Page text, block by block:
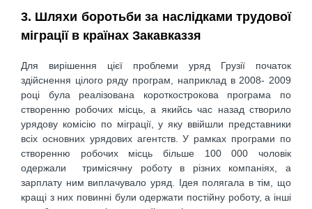
3. Шляхи боротьби за наслідками трудової
міграції в країнах Закавказзя
Для вирішення цієї проблеми уряд Грузії початок
здійснення цілого ряду програм, наприклад в 2008- 2009
році була реалізована короткострокова програма по
створенню робочих місць, а якийсь час назад створило
урядову комісію по міграції, у яку ввійшли представники
всіх основних урядових агентств. У рамках програми по
створенню робочих місць більше 100 000 чоловік
одержали тримісячну роботу в різних компаніях, а
зарплату ним виплачувало уряд. Ідея полягала в тім, що
кращі з них повинні були одержати постійну роботу, а інші